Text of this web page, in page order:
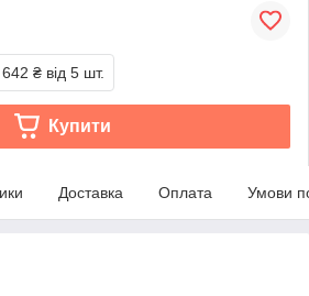
642 ₴ від 5 шт.
Купити
Доставка Оплата Умови